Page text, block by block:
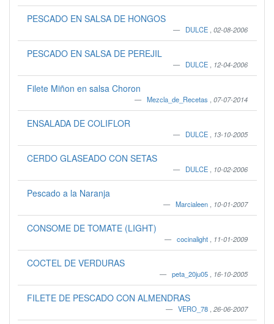
PESCADO EN SALSA DE HONGOS
DULCE 02-08-2006
PESCADO EN SALSA DE PEREJIL
DULCE 12-04-2006
Filete Miñon en salsa Choron
Mezcla_de_Recetas 07-07-2014
ENSALADA DE COLIFLOR
DULCE 13-10-2005
CERDO GLASEADO CON SETAS
DULCE 10-02-2006
Pescado a la Naranja
Marcialeen 10-01-2007
CONSOME DE TOMATE (LIGHT)
cocinalight 11-01-2009
COCTEL DE VERDURAS
peta_20ju05 16-10-2005
FILETE DE PESCADO CON ALMENDRAS
VERO_78 26-06-2007